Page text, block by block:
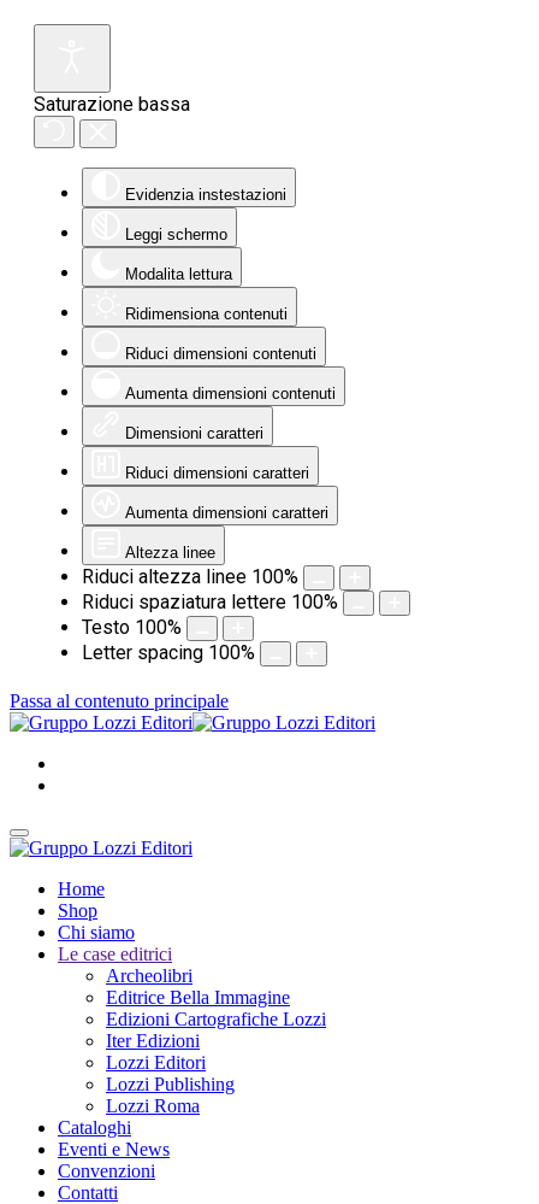
Saturazione bassa
Evidenzia instestazioni
Leggi schermo
Modalita lettura
Ridimensiona contenuti
Riduci dimensioni contenuti
Aumenta dimensioni contenuti
Dimensioni caratteri
Riduci dimensioni caratteri
Aumenta dimensioni caratteri
Altezza linee
Riduci altezza linee 100%
Riduci spaziatura lettere 100%
Testo 100%
Letter spacing 100%
Passa al contenuto principale
Home
Shop
Chi siamo
Le case editrici
Archeolibri
Editrice Bella Immagine
Edizioni Cartografiche Lozzi
Iter Edizioni
Lozzi Editori
Lozzi Publishing
Lozzi Roma
Cataloghi
Eventi e News
Convenzioni
Contatti